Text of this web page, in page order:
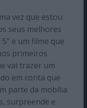
vez que estou
seus melhores
é um filme que
primeiros
vai trazer um
em conta que
parte da mobília
surpreende e